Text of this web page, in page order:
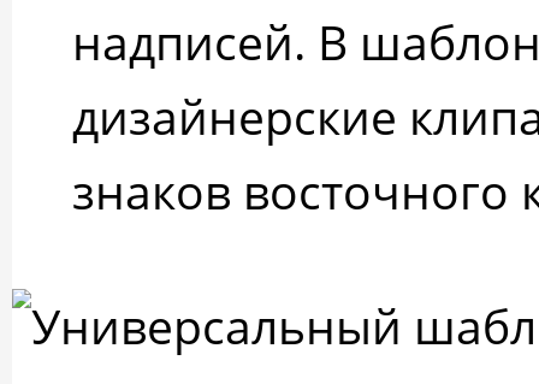
надписей. В
дизайнерские
знаков восточного